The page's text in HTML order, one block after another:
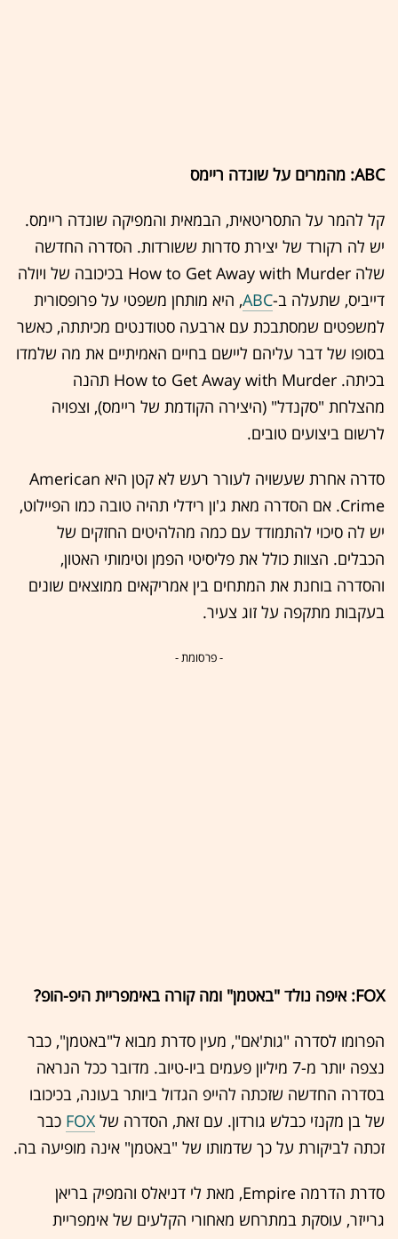
ABC: מהמרים על שונדה ריימס
קל להמר על התסריטאית, הבמאית והמפיקה שונדה ריימס.
יש לה רקורד של יצירת סדרות ששורדות. הסדרה החדשה
שלה How to Get Away with Murder בכיכובה של ויולה
דייביס, שתעלה ב-ABC, היא מותחן משפטי על פרופסורית
למשפטים שמסתבכת עם ארבעה סטודנטים מכיתתה, כאשר
בסופו של דבר עליהם ליישם בחיים האמיתיים את מה שלמדו
בכיתה. How to Get Away with Murder תהנה
מהצלחת "סקנדל" (היצירה הקודמת של ריימס), וצפויה
לרשום ביצועים טובים.
סדרה אחרת שעשויה לעורר רעש לא קטן היא American
Crime. אם הסדרה מאת ג'ון רידלי תהיה טובה כמו הפיילוט,
יש לה סיכוי להתמודד עם כמה מהלהיטים החזקים של
הכבלים. הצוות כולל את פליסיטי הפמן וטימותי האטון,
והסדרה בוחנת את המתחים בין אמריקאים ממוצאים שונים
בעקבות מתקפה על זוג צעיר.
- פרסומת -
FOX: איפה נולד "באטמן" ומה קורה באימפריית היפ-הופ?
הפרומו לסדרה "גות'אם", מעין סדרת מבוא ל"באטמן", כבר
נצפה יותר מ-7 מיליון פעמים ביו-טיוב. מדובר ככל הנראה
בסדרה החדשה שזכתה להייפ הגדול ביותר בעונה, בכיכובו
של בן מקנזי כבלש גורדון. עם זאת, הסדרה של FOX כבר
זכתה לביקורת על כך שדמותו של "באטמן" אינה מופיעה בה.
סדרת הדרמה Empire, מאת לי דניאלס והמפיק בריאן
גרייזר, עוסקת במתרחש מאחורי הקלעים של אימפריית